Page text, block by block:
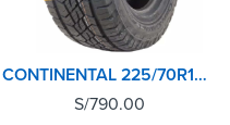
CONTINENTAL 225/70R16 103H CROSCONTACT ATR
S/790.00